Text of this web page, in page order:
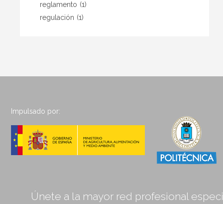
reglamento (1)
regulación (1)
Impulsado por:
Únete a la mayor red profesional